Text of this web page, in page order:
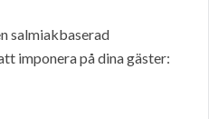
salmiakbaserad
imponera på dina gäster: